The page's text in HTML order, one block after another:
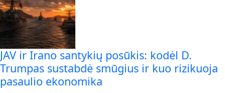
JAV ir Irano santykių posūkis: kodėl D.
Trumpas sustabdė smūgius ir kuo rizikuoja
pasaulio ekonomika